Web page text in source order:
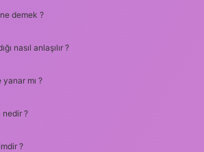
demek ?
nasıl anlaşılır ?
mı ?
nedir ?
?